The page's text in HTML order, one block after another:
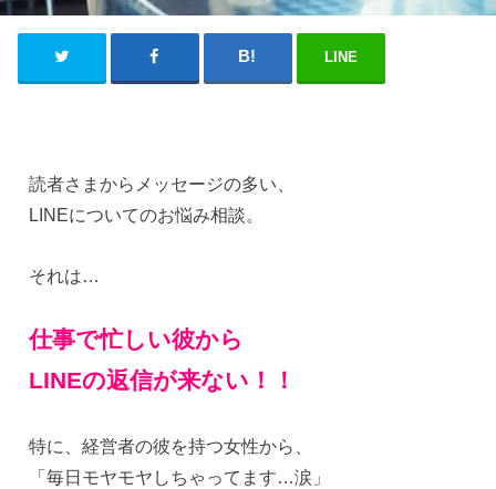
LINE
読者さまからメッセージの多い、
LINEについてのお悩み相談。
それは…
仕事で忙しい彼から
LINEの返信が来ない！！
特に、経営者の彼を持つ女性から、
「毎日モヤモヤしちゃってます…涙」